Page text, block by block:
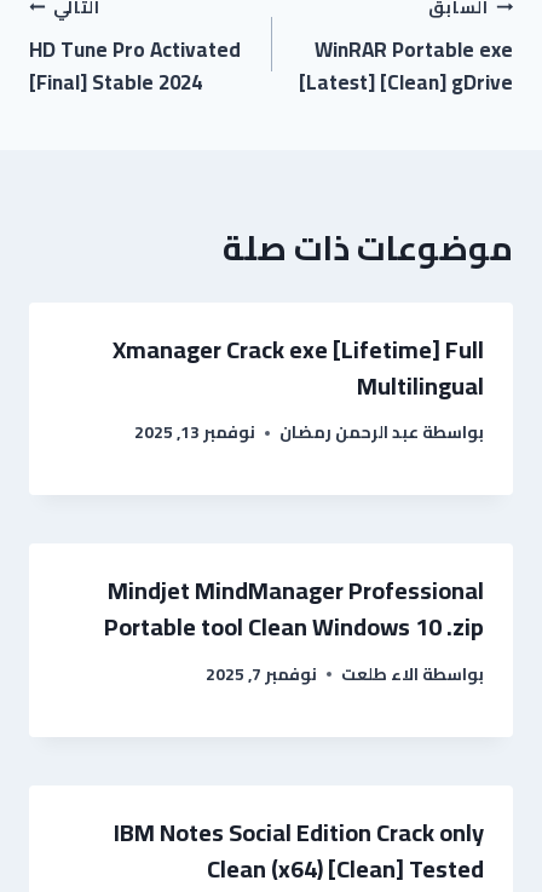
السابق
WinRAR Portable exe
[Latest] [Clean] gDrive
التالي
HD Tune Pro Activated
[Final] Stable 2024
موضوعات ذات صلة
Xmanager Crack exe [Lifetime] Full
Multilingual
بواسطةعبد الرحمن رمضان نوفمبر 13, 2025
Mindjet MindManager Professional
Portable tool Clean Windows 10 .zip
بواسطةالاء طلعت نوفمبر 7, 2025
IBM Notes Social Edition Crack only
Clean (x64) [Clean] Tested